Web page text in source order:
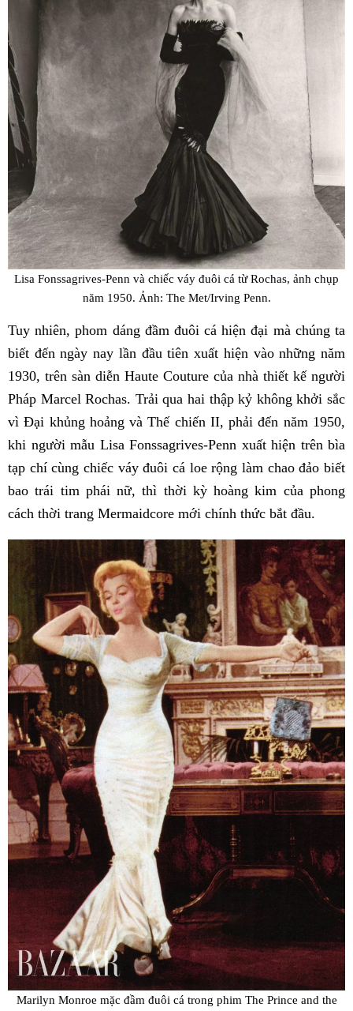
Lisa Fonssagrives-Penn và chiếc váy đuôi cá từ Rochas, ảnh chụp
năm 1950. Ảnh: The Met/Irving Penn.
Tuy nhiên, phom dáng đầm đuôi cá hiện đại mà chúng ta
biết đến ngày nay lần đầu tiên xuất hiện vào những năm
1930, trên sàn diễn Haute Couture của nhà thiết kế người
Pháp Marcel Rochas. Trải qua hai thập kỷ không khởi sắc
vì Đại khủng hoảng và Thế chiến II, phải đến năm 1950,
khi người mẫu Lisa Fonssagrives-Penn xuất hiện trên bìa
tạp chí cùng chiếc váy đuôi cá loe rộng làm chao đảo biết
bao trái tim phái nữ, thì thời kỳ hoàng kim của phong
cách thời trang Mermaidcore mới chính thức bắt đầu.
Marilyn Monroe mặc đầm đuôi cá trong phim The Prince and the